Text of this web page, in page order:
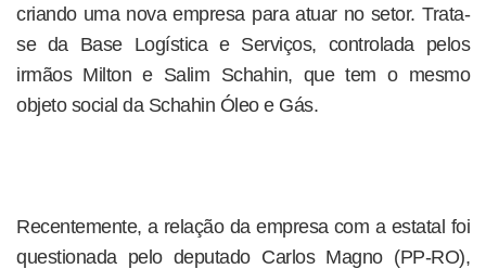
criando uma nova empresa para atuar no setor. Trata-
se da Base Logística e Serviços, controlada pelos
irmãos Milton e Salim Schahin, que tem o mesmo
objeto social da Schahin Óleo e Gás.
Recentemente, a relação da empresa com a estatal foi
questionada pelo deputado Carlos Magno (PP-RO),